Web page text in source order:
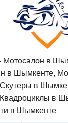
Мотосалон в
в Шымкенте,
в
в
в Шымкенте